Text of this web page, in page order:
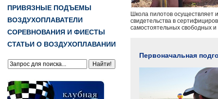
ПРИВЯЗНЫЕ ПОДЪЕМЫ
ВОЗДУХОПЛАВАТЕЛИ
СОРЕВНОВАНИЯ И ФИЕСТЫ
СТАТЬИ О ВОЗДУХОПЛАВАНИИ
Школа пилотов осуществляет
свидетельства в
самостоятельных свободных
Первоначальная